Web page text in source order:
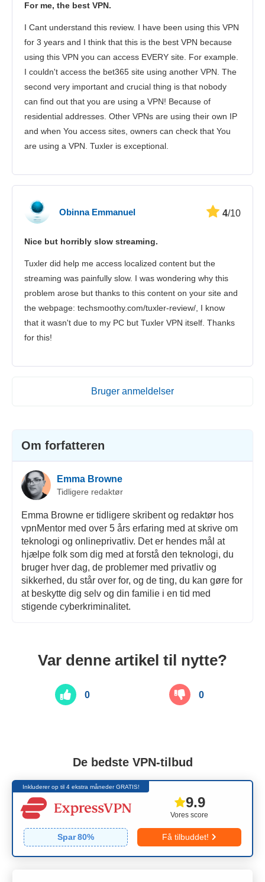
For me, the best VPN.
I Cant understand this review. I have been using this VPN
for 3 years and I think that this is the best VPN because
using this VPN you can access EVERY site. For example.
I couldn't access the bet365 site using another VPN. The
second very important and crucial thing is that nobody
can find out that you are using a VPN! Because of
residential addresses. Other VPNs are using their own IP
and when You access sites, owners can check that You
are using a VPN. Tuxler is exceptional.
Obinna Emmanuel 4/10
Nice but horribly slow streaming.
Tuxler did help me access localized content but the
streaming was painfully slow. I was wondering why this
problem arose but thanks to this content on your site and
the webpage: techsmoothy.com/tuxler-review/, I know
that it wasn't due to my PC but Tuxler VPN itself. Thanks
for this!
Bruger anmeldelser
Om forfatteren
Emma Browne
Tidligere redaktør
Emma Browne er tidligere skribent og redaktør hos
vpnMentor med over 5 års erfaring med at skrive om
teknologi og onlineprivatliv. Det er hendes mål at
hjælpe folk som dig med at forstå den teknologi, du
bruger hver dag, de problemer med privatliv og
sikkerhed, du står over for, og de ting, du kan gøre for
at beskytte dig selv og din familie i en tid med
stigende cyberkriminalitet.
Var denne artikel til nytte?
0 0
De bedste VPN-tilbud
Inkluderer op til 4 ekstra måneder GRATIS!
Vores score
9.9
Spar80% Få tilbuddet!